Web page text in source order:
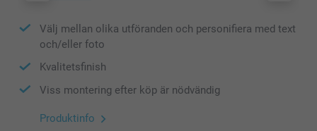
Välj mellan olika utföranden och personifiera med text
och/eller foto
Kvalitetsfinish
Viss montering efter köp är nödvändig
Produktinfo